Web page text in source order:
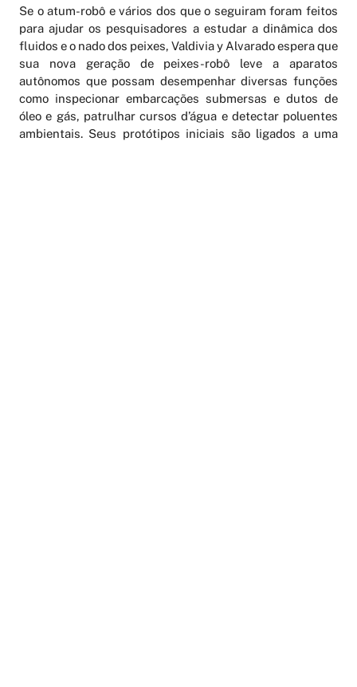
Se o atum-robô e vários dos que o seguiram foram feitos
para ajudar os pesquisadores a estudar a dinâmica dos
fluidos e o nado dos peixes, Valdivia y Alvarado espera que
sua nova geração de peixes-robô leve a aparatos
autônomos que possam desempenhar diversas funções
como inspecionar embarcações submersas e dutos de
óleo e gás, patrulhar cursos d’água e detectar poluentes
ambientais. Seus protótipos iniciais são ligados a uma